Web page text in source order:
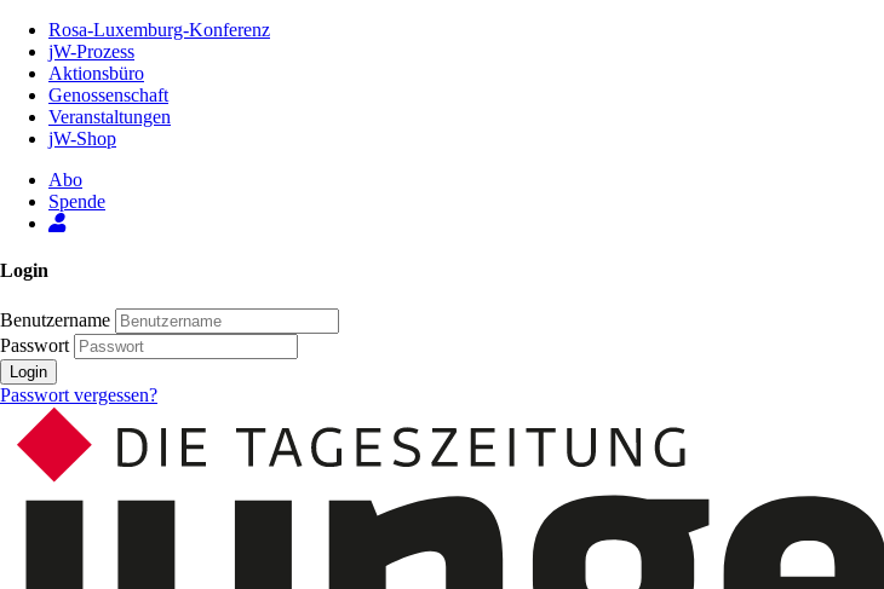
Inhalt
Seite
Rosa-Luxemburg-Konferenz
jW-Prozess
Aktionsbüro
Genossenschaft
Veranstaltungen
jW-Shop
Abo
Spende
Login
Benutzername
Passwort
Login
Passwort vergessen?